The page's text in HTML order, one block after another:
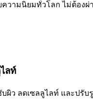
ความนิยมทั่วโลก ไม่ต้อง
ลท์
ชับผิว ลดเซลลูไลท์ และป